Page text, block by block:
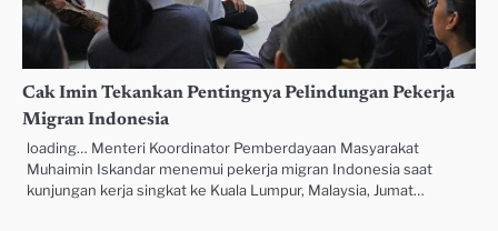
Cak Imin Tekankan Pentingnya Pelindungan Pekerja
Migran Indonesia
loading… Menteri Koordinator Pemberdayaan Masyarakat
Muhaimin Iskandar menemui pekerja migran Indonesia saat
kunjungan kerja singkat ke Kuala Lumpur, Malaysia, Jumat…